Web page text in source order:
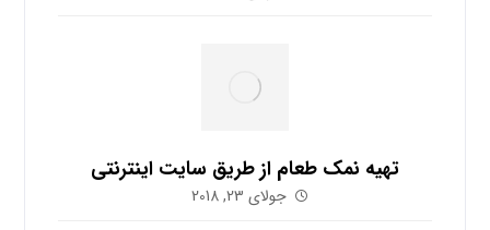
تهیه نمک طعام از طریق سایت اینترنتی
جولای 23, 2018